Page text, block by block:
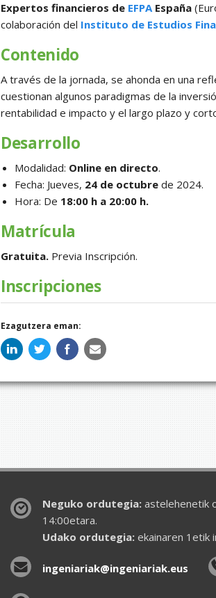
Expertos financieros de EFPA España
colaboración del Instituto de Estudios
Contenido
A través de la jornada, se ahonda en una
cuestionan algunos paradigmas de la
rentabilidad e impacto y el largo plazo y
Desarrollo
Modalidad: Online en directo.
Fecha: Jueves, 24 de octubrede 2024.
Hora: De 18:00 h a 20:00 h.
Matrícula
Gratuita.Previa Inscripción.
Inscripciones
Ezagutzera eman:
Neguko ordutegia:astelehenetik
14:00etara.
Udako ordutegia:ekainaren 1etik
ingeniariak@ingeniariak.eus